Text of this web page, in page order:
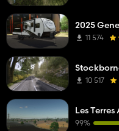
2025
11 574
10 517
Les
99%